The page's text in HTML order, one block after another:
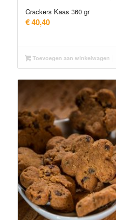
Crackers Kaas 360 gr
€40,40
Toevoegen aan winkelwagen